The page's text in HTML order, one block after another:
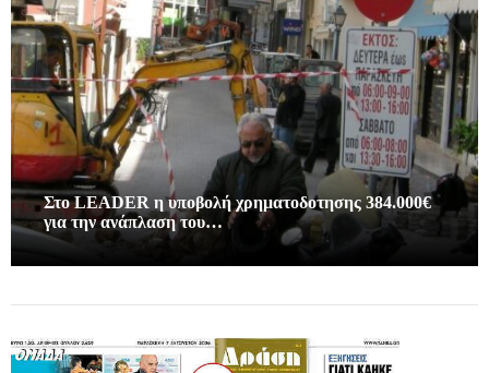
Στο LEADER η υποβολή χρηματοδοτησης 384.000€
για την ανάπλαση του…